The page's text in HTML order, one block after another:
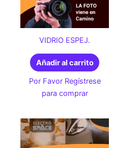
VIDRIO ESPEJ.
Añadir al carrito
Por Favor Regístrese
para comprar